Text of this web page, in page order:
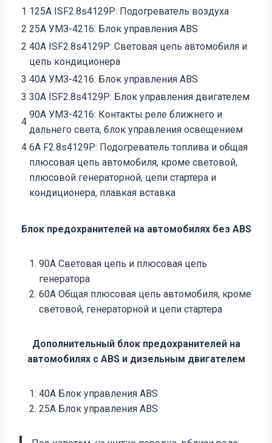
1 125А ISF2.8s4129Р: Подогреватель воздуха
2 25А УМЗ-4216: Блок управления ABS
2 40А ISF2.8s4129Р: Световая цепь автомобиля и
цепь кондиционера
3 40А УМЗ-4216: Блок управления ABS
3 30А ISF2.8s4129Р: Блок управления двигателем
4
90А УМЗ-4216: Контакты реле ближнего и
дальнего света, блок управления освещением
4 6А F2.8s4129Р: Подогреватель топлива и общая
плюсовая цепь автомобиля, кроме световой,
плюсовой генераторной, цепи стартера и
кондиционера, плавкая вставка
Блок предохранителей на автомобилях без ABS
90А Световая цепь и плюсовая цепь
генератора
60А Общая плюсовая цепь автомобиля, кроме
световой, генераторной и цепи стартера
Дополнительный блок предохранителей на
автомобилях с ABS и дизельным двигателем
40А Блок управления ABS
25А Блок управления ABS